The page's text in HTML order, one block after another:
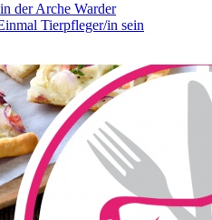
der Arche Warder
Tierpfleger/in sein